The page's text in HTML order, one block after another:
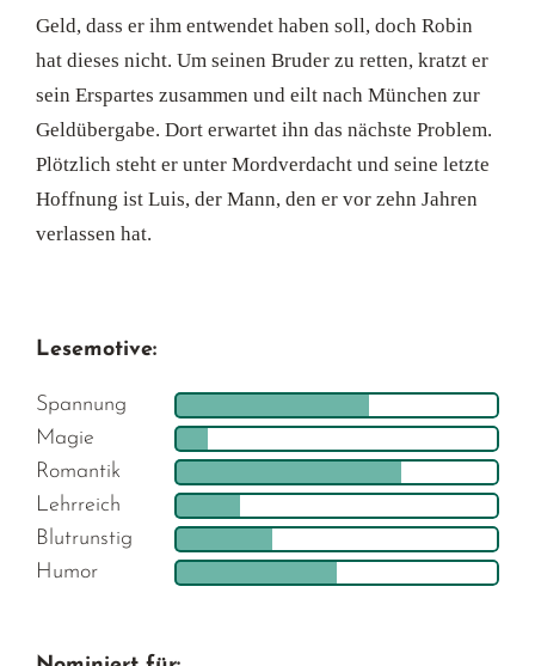
Geld, dass er ihm entwendet haben soll, doch Robin
hat dieses nicht. Um seinen Bruder zu retten, kratzt er
sein Erspartes zusammen und eilt nach München zur
Geldübergabe. Dort erwartet ihn das nächste Problem.
Plötzlich steht er unter Mordverdacht und seine letzte
Hoffnung ist Luis, der Mann, den er vor zehn Jahren
verlassen hat.
Lesemotive:
Spannung
Magie
Romantik
Lehrreich
Blutrunstig
Humor